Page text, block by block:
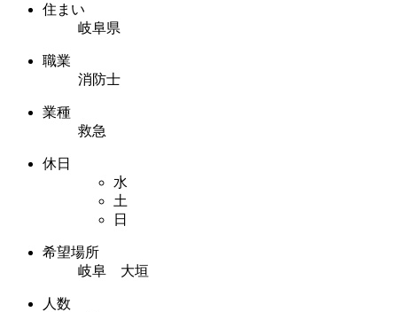
住まい
岐阜県
職業
消防士
業種
救急
休日
水
土
日
希望場所
岐阜 大垣
人数